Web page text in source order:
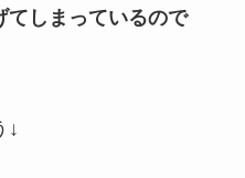
てしまっているので
↓